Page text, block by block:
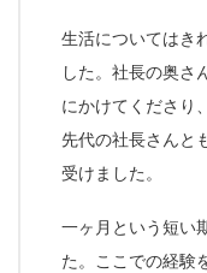
生活についてはき
した。社長の奥さ
にかけてくださり
先代の社長さんと
受けました。
一ヶ月という短い
た。ここでの経験